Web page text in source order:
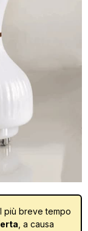
più breve tempo
, a causa